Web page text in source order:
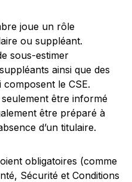
joue un rôle
ou suppléant.
sous-estimer
ainsi que des
le CSE.
être informé
être préparé à
d’un titulaire.
obligatoires (comme
Sécurité et Conditions